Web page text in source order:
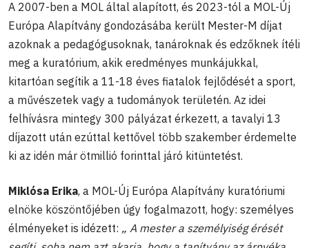
A 2007-ben a MOL által alapított, és 2023-tól a MOL-Új
Európa Alapítvány gondozásába került Mester-M díjat
azoknak a pedagógusoknak, tanároknak és edzőknek ítéli
meg a kuratórium, akik eredményes munkájukkal,
kitartóan segítik a 11-18 éves fiatalok fejlődését a sport,
a művészetek vagy a tudományok területén. Az idei
felhívásra mintegy 300 pályázat érkezett, a tavalyi 13
díjazott után ezúttal kettővel több szakember érdemelte
ki az idén már ötmillió forinttal járó kitüntetést.
Miklósa Erika, a MOL-Új Európa Alapítvány kuratóriumi
elnöke köszöntőjében úgy fogalmazott, hogy: személyes
élményeket is idézett: „ A mester a személyiség érését